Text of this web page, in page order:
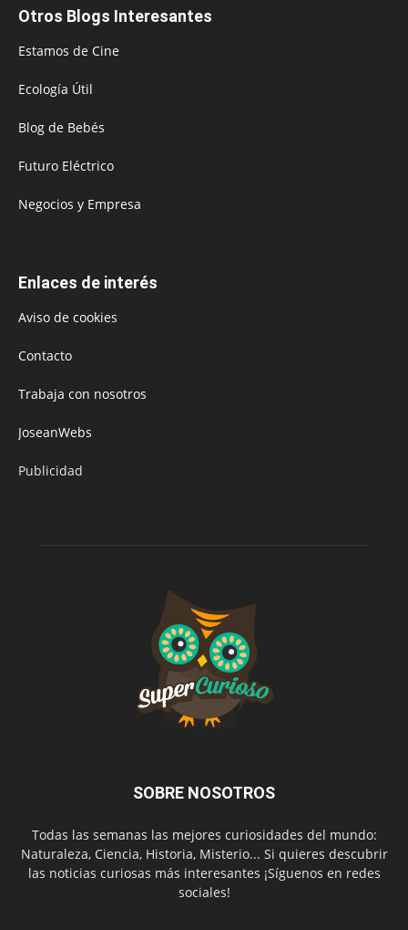
Otros Blogs Interesantes
Estamos de Cine
Ecología Útil
Blog de Bebés
Futuro Eléctrico
Negocios y Empresa
Enlaces de interés
Aviso de cookies
Contacto
Trabaja con nosotros
JoseanWebs
Publicidad
SOBRE NOSOTROS
Todas las semanas las mejores curiosidades del mundo:
Naturaleza, Ciencia, Historia, Misterio... Si quieres descubrir
las noticias curiosas más interesantes ¡Síguenos en redes
sociales!